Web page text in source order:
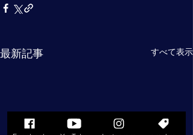
最新記事 すべて表示